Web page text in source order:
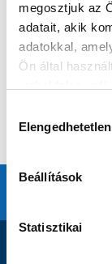
megosztjuk az
adatait, akik
adatokkal,
Ön által
kiválasztása
Elengedhetetlen
Beállítások
Statisztikai